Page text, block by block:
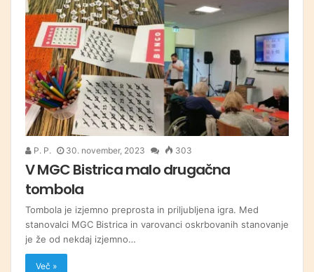
P. P. 30. november, 2023 303
V MGC Bistrica malo drugačna
tombola
Tombola je izjemno preprosta in priljubljena igra. Med
stanovalci MGC Bistrica in varovanci oskrbovanih stanovanje
je že od nekdaj izjemno…
Več »